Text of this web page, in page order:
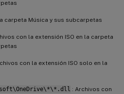
carpeta Música y sus subcarpetas
con la extensión ISO en la carpeta
con la extensión ISO solo en la
: Archivos con